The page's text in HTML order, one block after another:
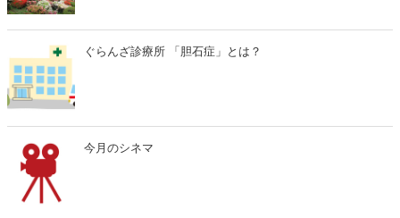
ぐらんざ診療所 「胆石症」とは？
今月のシネマ